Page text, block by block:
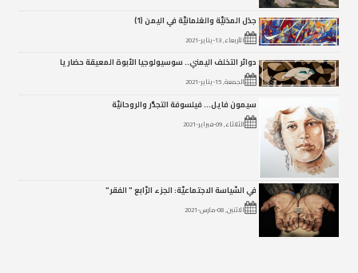
جدَل المدَنيِّة والعَلمانيِّة في اليمن (1)
الأربعاء, 13-يناير-2021
دوائر التخلف اليمني.. سوسيولوجيا الأبوة المعيقة حضاريا
الجمعة, 15-يناير-2021
سيمون فايل… فيلسوفة التجذُّر والروحانيّة
الثلاثاء, 09-فبراير-2021
في السّياسة الاجتماعيّة: الجزء الرّابع " الفقر"
الاثنين, 08-مارس-2021